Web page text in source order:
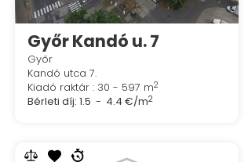
Győr Kandó u. 7
Győr
Kandó utca 7.
Kiadó raktár : 30 - 597 m2
Bérleti díj: 1.5 - 4.4 €/m2